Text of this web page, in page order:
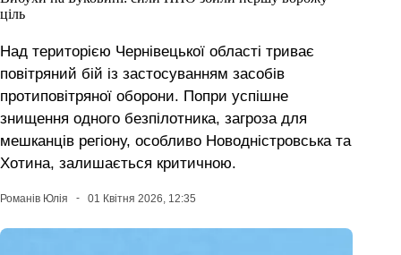
ціль
Над територією Чернівецької області триває
повітряний бій із застосуванням засобів
протиповітряної оборони. Попри успішне
знищення одного безпілотника, загроза для
мешканців регіону, особливо Новодністровська та
Хотина, залишається критичною.
Романів Юлія 01 Квітня 2026, 12:35